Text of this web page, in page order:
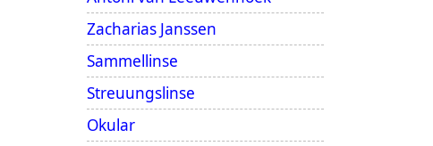
Zacharias Janssen
Sammellinse
Streuungslinse
Okular